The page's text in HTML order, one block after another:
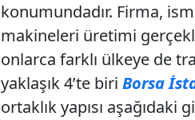
konumundadır. Firma,
makineleri üretimi
onlarca farklı ülkeye de
yaklaşık 4’te biri Borsa
ortaklık yapısı aşağıdaki